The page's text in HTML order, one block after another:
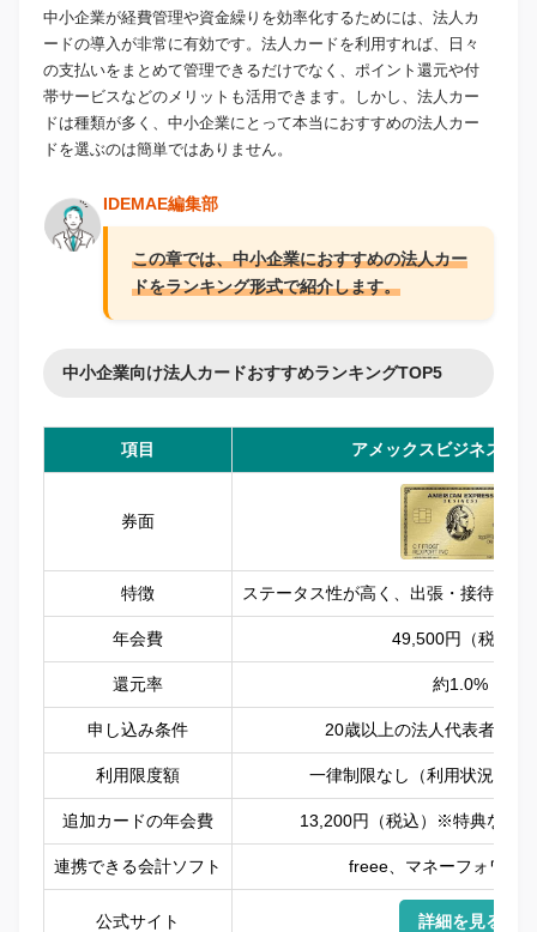
中小企業が経費管理や資金繰りを効率化するためには、法人カ
ードの導入が非常に有効です。法人カードを利用すれば、日々
の支払いをまとめて管理できるだけでなく、ポイント還元や付
帯サービスなどのメリットも活用できます。しかし、法人カー
ドは種類が多く、中小企業にとって本当におすすめの法人カー
ドを選ぶのは簡単ではありません。
IDEMAE編集部
この章では、中小企業におすすめの法人カー
ドをランキング形式で紹介します。
中小企業向け法人カードおすすめランキングTOP5
項目 アメックスビジネスゴ
券面
特徴 ステータス性が高く、出張・接待など
年会費 49,500円（税込）
還元率 約1.0%
申し込み条件 20歳以上の法人代表者・個
利用限度額 一律制限なし（利用状況に応
追加カードの年会費 13,200円（税込）※特典なし
連携できる会計ソフト freee、マネーフォワー
公式サイト 詳細を見る